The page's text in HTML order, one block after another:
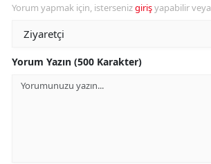
Yorum yapmak için, istersenizgirişyapabilir veya
Yorum Yazın (500 Karakter)